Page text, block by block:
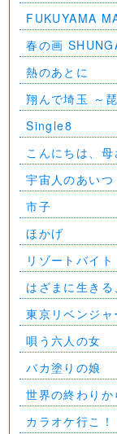
FUKUYAMA
@NIPPON
春の画
熱のあとに
翔んで埼玉 ～
Single8
こんにちは、母
宇宙人のあいつ
市子
ほかげ
リゾートバイト
はざまに生きる
東京リベンジ
唄う六人の女
バカ塗りの娘
世界の終わりか
カラオケ行こ！